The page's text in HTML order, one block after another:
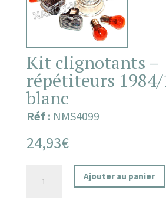
Kit clignotants –
répétiteurs 1984/
blanc
Réf : NMS4099
24,93€
Ajouter au panier